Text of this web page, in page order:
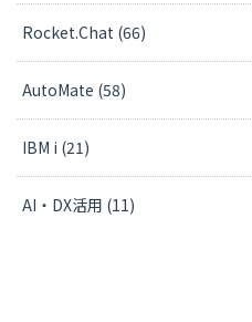
Rocket.Chat (66)
AutoMate (58)
IBM i (21)
AI・DX活用 (11)